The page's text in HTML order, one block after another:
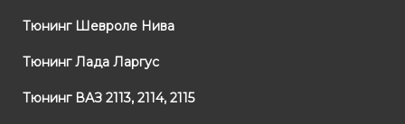
Тюнинг Шевроле Нива
Тюнинг Лада Ларгус
Тюнинг ВАЗ 2113, 2114, 2115